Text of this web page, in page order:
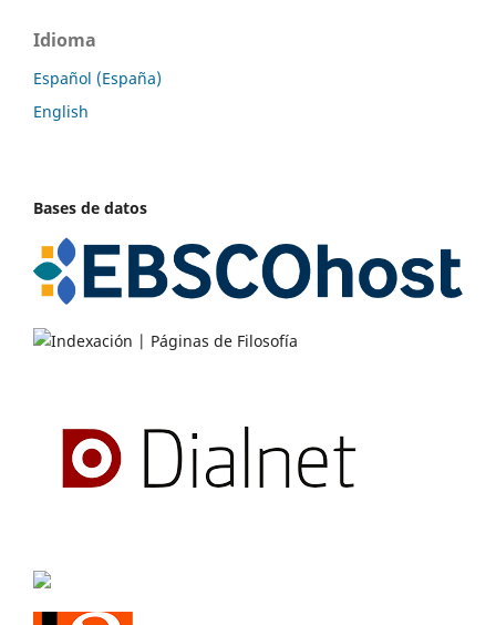
Idioma
Español (España)
English
Bases de datos